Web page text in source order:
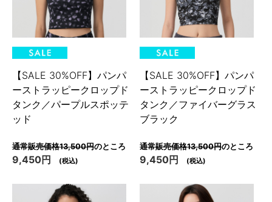
【SALE 30%OFF】パンパ
ーストラッピークロップド
タンク／パープルスポッテ
ッド
通常販売価格13,500円のところ
9,450円 (税込)
【SALE 30%OFF】パンパ
ーストラッピークロップド
タンク／ファイバーグラス
ブラック
通常販売価格13,500円のところ
9,450円 (税込)